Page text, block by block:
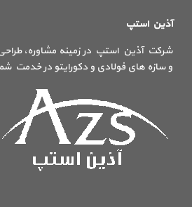
آذین استپ
شرکت آذین استپ در زمینه مشاوره،
و سازه های فولادی و دکورایتو در خدمت